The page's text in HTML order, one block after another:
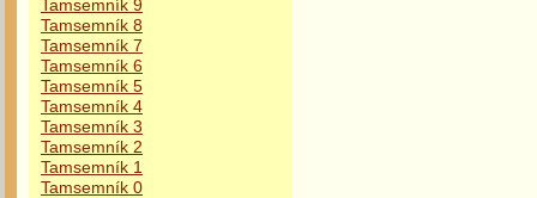
Tamsemník 9
Tamsemník 8
Tamsemník 7
Tamsemník 6
Tamsemník 5
Tamsemník 4
Tamsemník 3
Tamsemník 2
Tamsemník 1
Tamsemník 0